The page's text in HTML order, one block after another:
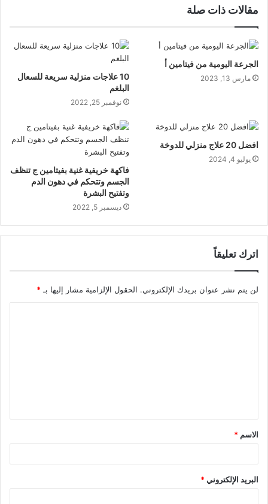
مقالات ذات صلة
الجرعة اليومية من فيتامين أ
مارس 13, 2023
10 علاجات منزلية سريعة للسعال
البلغم
نوفمبر 25, 2022
افضل 20 علاج منزلي للدوخة
يوليو 4, 2024
فاكهة خريفية غنية بفيتامين ج تنظف
الجسم وتتحكم في دهون الدم
وتفتيح البشرة
ديسمبر 5, 2022
اترك تعليقاً
لن يتم نشر عنوان بريدك الإلكتروني. الحقول الإلزامية مشار إليها بـ *
ق
*
الاسم *
البريد الإلكتروني*